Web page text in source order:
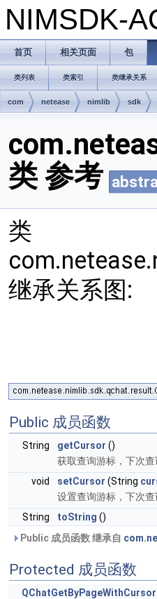
NIMSDK-
首页 相关页面 包
类列表 类索引 类继承关系
com netease nimlib sdk
类 参考
类
继承关系图:
Public 成员函数
String getCursor ()
获取查询游标，下次
void
setCursor (String
设置查询游标，下次
String
toString ()
Public 成员函数 继承自
Protected 成员函数